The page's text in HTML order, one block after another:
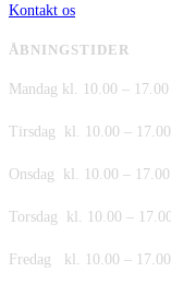
Kontakt os
ÅBNINGSTIDER
Mandag kl. 10.00 – 17.00
Tirsdag kl. 10.00 – 17.00
Onsdag kl. 10.00 – 17.00
Torsdag kl. 10.00 – 17.00
Fredag kl. 10.00 – 17.00